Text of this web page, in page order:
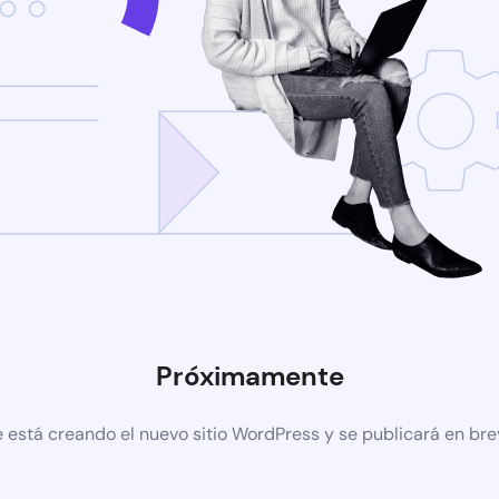
Próximamente
está creando el nuevo sitio WordPress y se publicará en